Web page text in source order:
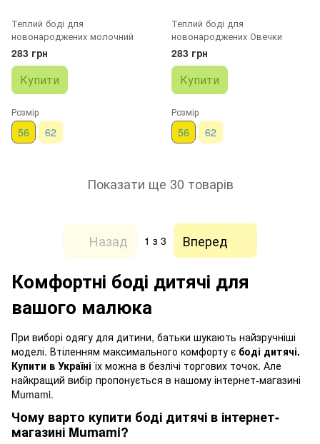
Теплий боді для
новонароджених молочний
283 грн
Купити
Розмір
56 62
Теплий боді для
новонароджених Овечки
283 грн
Купити
Розмір
56 62
Показати ще 30 товарів
Назад 1 з 3 Вперед
Комфортні боді дитячі для
вашого малюка
При виборі одягу для дитини, батьки шукають найзручніші
моделі. Втіленням максимального комфорту є боді дитячі.
Купити в Україні їх можна в безлічі торгових точок. Але
найкращий вибір пропонується в нашому інтернет-магазині
Mumami.
Чому варто купити боді дитячі в інтернет-
магазині Mumami?